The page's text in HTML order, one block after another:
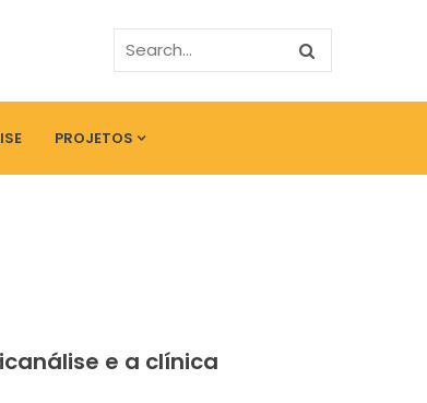
PROJETOS
e a clínica